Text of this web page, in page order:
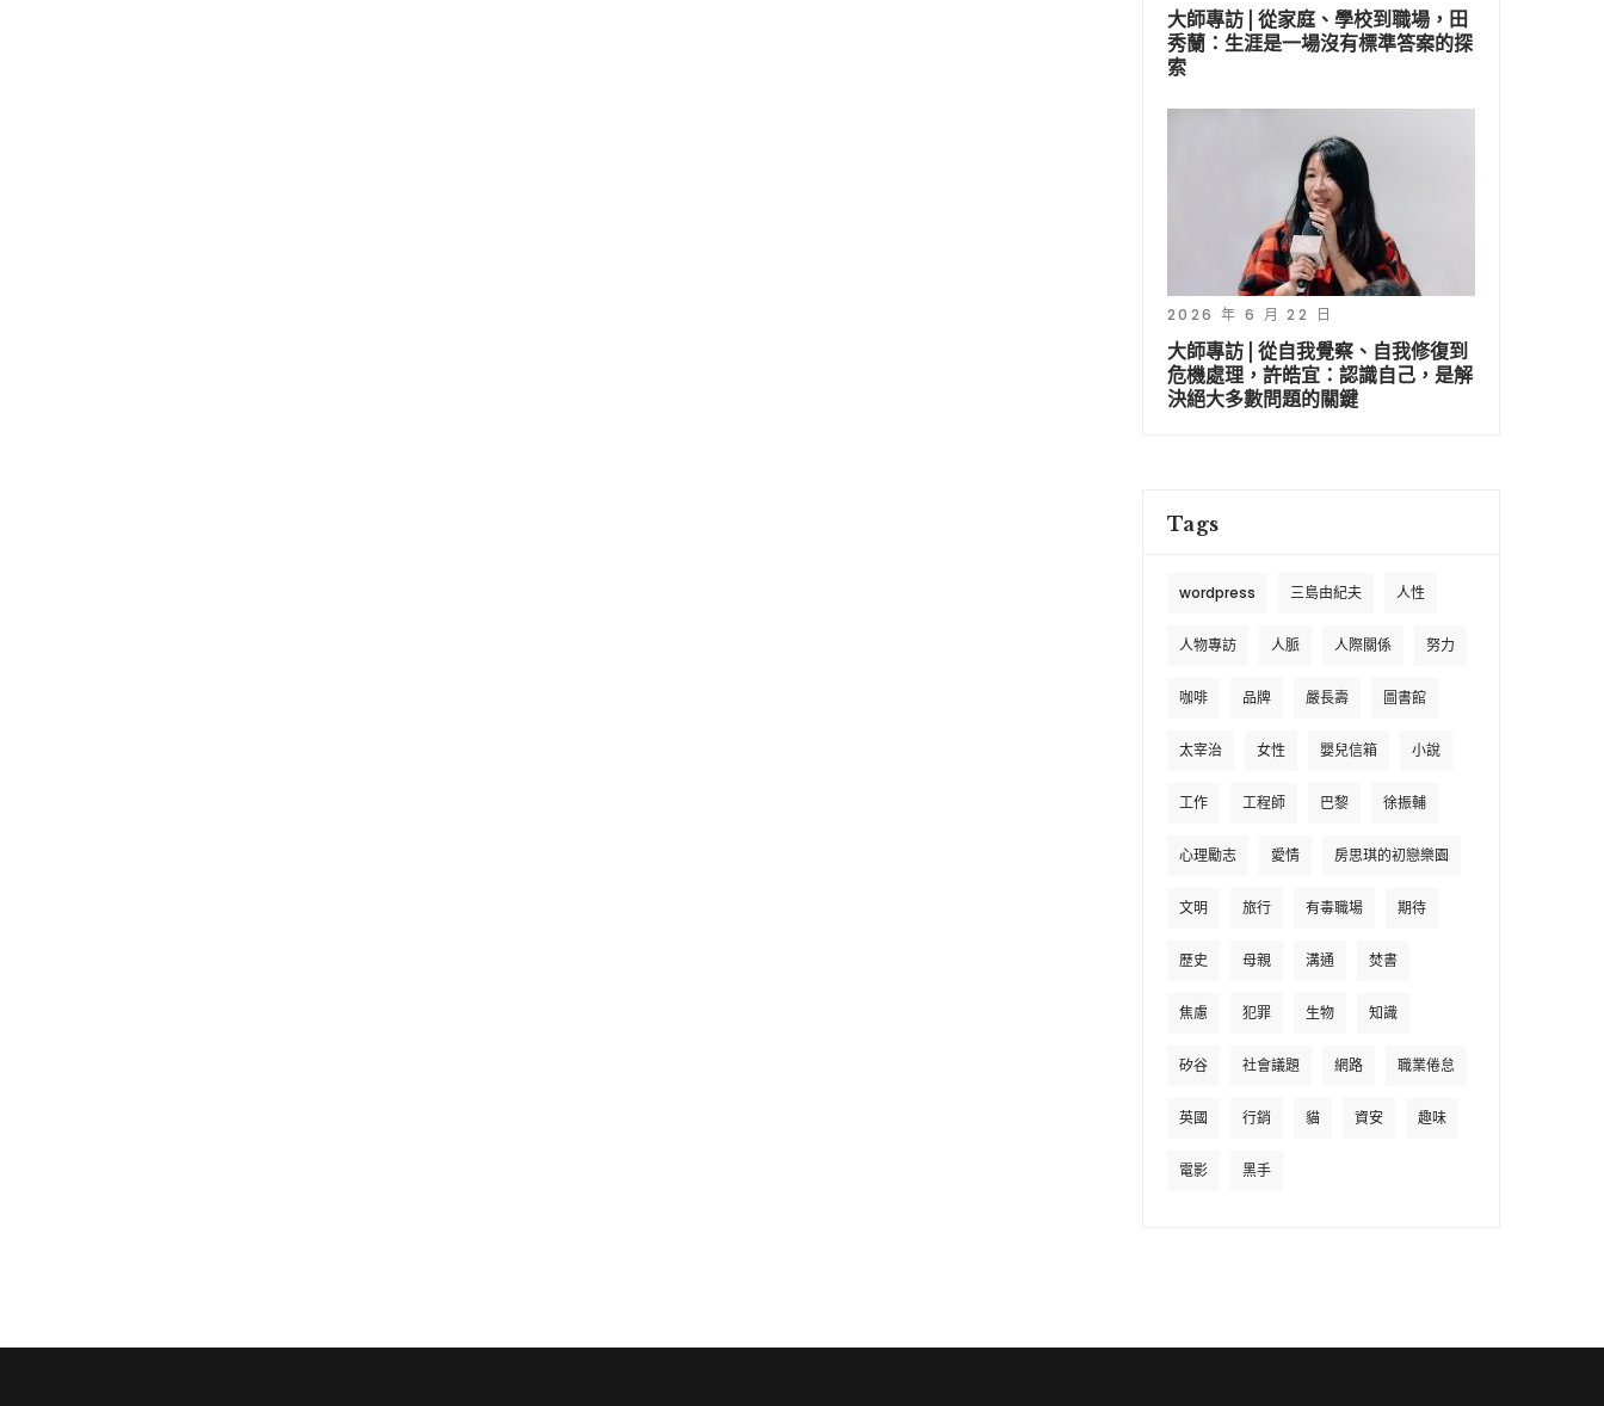
大師專訪 | 從家庭、學校到職場，田
秀蘭：生涯是一場沒有標準答案的探
索
2026 年 6 月 22 日
大師專訪 | 從自我覺察、自我修復到
危機處理，許皓宜：認識自己，是解
決絕大多數問題的關鍵
Tags
wordpress 三島由紀夫 人性
人物專訪 人脈 人際關係 努力
咖啡 品牌 嚴長壽 圖書館
太宰治 女性 嬰兒信箱 小說
工作 工程師 巴黎 徐振輔
心理勵志 愛情 房思琪的初戀樂園
文明 旅行 有毒職場 期待
歷史 母親 溝通 焚書
焦慮 犯罪 生物 知識
矽谷 社會議題 網路 職業倦怠
英國 行銷 貓 資安 趣味
電影 黑手